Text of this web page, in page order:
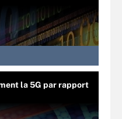
la 5G par rapport